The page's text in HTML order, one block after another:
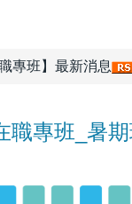
專班】最新消息
職專班_暑